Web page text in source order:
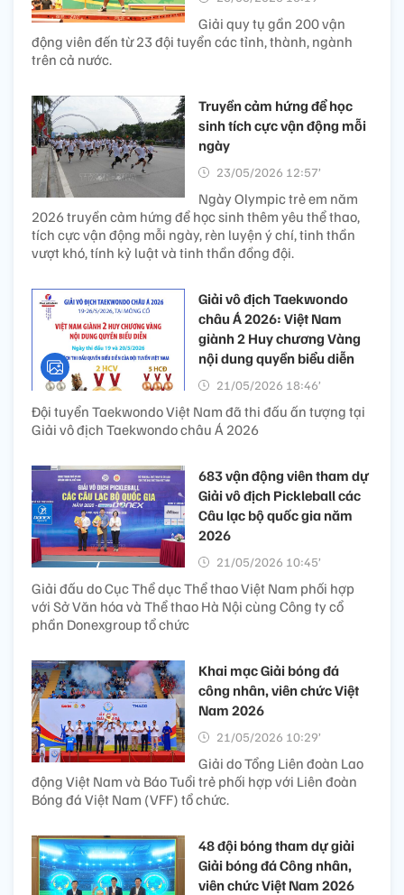
Giải quy tụ gần 200 vận
động viên đến từ 23 đội tuyển các tỉnh, thành, ngành
trên cả nước.
Truyền cảm hứng để học
sinh tích cực vận động mỗi
ngày
23/05/2026 12:57’
Ngày Olympic trẻ em năm
2026 truyền cảm hứng để học sinh thêm yêu thể thao,
tích cực vận động mỗi ngày, rèn luyện ý chí, tinh thần
vượt khó, tính kỷ luật và tinh thần đồng đội.
Giải vô địch Taekwondo
châu Á 2026: Việt Nam
giành 2 Huy chương Vàng
nội dung quyền biểu diễn
21/05/2026 18:46’
Đội tuyển Taekwondo Việt Nam đã thi đấu ấn tượng tại
Giải vô địch Taekwondo châu Á 2026
683 vận động viên tham dự
Giải vô địch Pickleball các
Câu lạc bộ quốc gia năm
2026
21/05/2026 10:45’
Giải đấu do Cục Thể dục Thể thao Việt Nam phối hợp
với Sở Văn hóa và Thể thao Hà Nội cùng Công ty cổ
phần Donexgroup tổ chức
Khai mạc Giải bóng đá
công nhân, viên chức Việt
Nam 2026
21/05/2026 10:29’
Giải do Tổng Liên đoàn Lao
động Việt Nam và Báo Tuổi trẻ phối hợp với Liên đoàn
Bóng đá Việt Nam (VFF) tổ chức.
48 đội bóng tham dự giải
Giải bóng đá Công nhân,
viên chức Việt Nam 2026